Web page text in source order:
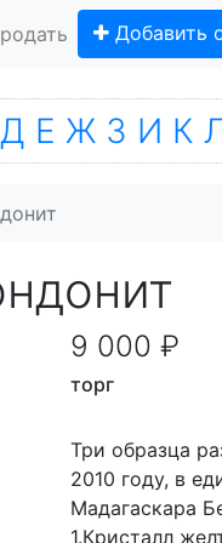
Добавить
9 000 ₽
торг
Три образца
2010 году, в
Мадагаскара
1.Кристалл
Д Е Ж З И К